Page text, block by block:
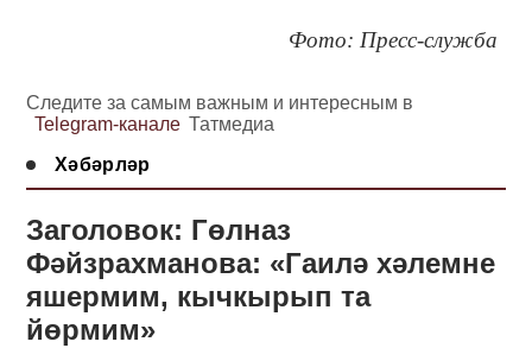
Фото: Пресс-служба
Следите за самым важным и интересным в
Telegram-канале Татмедиа
Хәбәрләр
Заголовок: Гөлназ
Фәйзрахманова: «Гаилә хәлемне
яшермим, кычкырып та
йөрмим»